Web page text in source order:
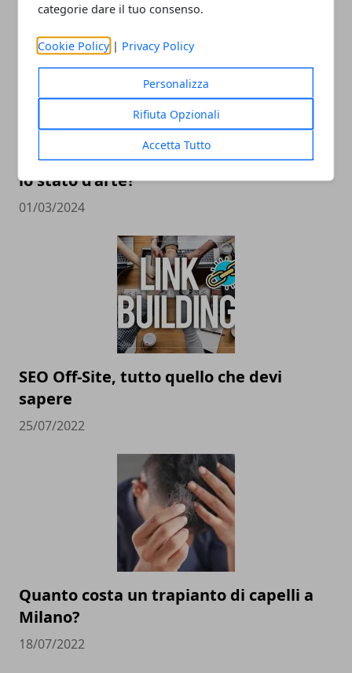
categorie dare il tuo consenso.
Cookie Policy | Privacy Policy
Personalizza
Rifiuta Opzionali
Accetta Tutto
Italiani e sigarette elettroniche: qual è
lo stato d’arte?
01/03/2024
SEO Off-Site, tutto quello che devi
sapere
25/07/2022
Quanto costa un trapianto di capelli a
Milano?
18/07/2022